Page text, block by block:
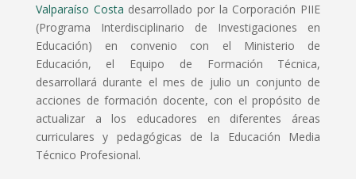
Valparaíso Costa desarrollado por la Corporación PIIE
(Programa Interdisciplinario de Investigaciones en
Educación) en convenio con el Ministerio de
Educación, el Equipo de Formación Técnica,
desarrollará durante el mes de julio un conjunto de
acciones de formación docente, con el propósito de
actualizar a los educadores en diferentes áreas
curriculares y pedagógicas de la Educación Media
Técnico Profesional.